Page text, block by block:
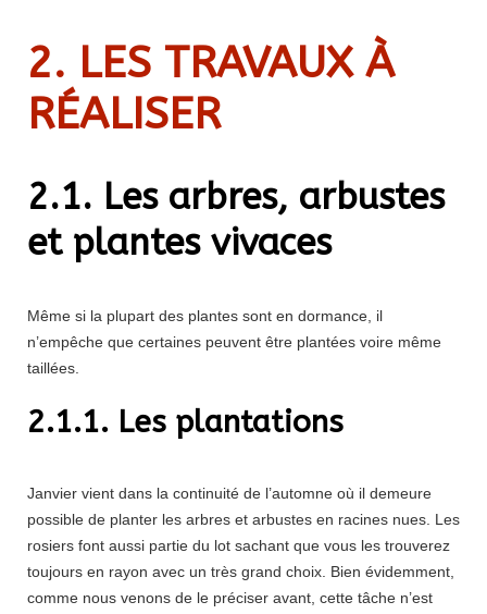
2. LES TRAVAUX À
RÉALISER
2.1. Les arbres, arbustes
et plantes vivaces
Même si la plupart des plantes sont en dormance, il
n’empêche que certaines peuvent être plantées voire même
taillées.
2.1.1. Les plantations
Janvier vient dans la continuité de l’automne où il demeure
possible de planter les arbres et arbustes en racines nues. Les
rosiers font aussi partie du lot sachant que vous les trouverez
toujours en rayon avec un très grand choix. Bien évidemment,
comme nous venons de le préciser avant, cette tâche n’est